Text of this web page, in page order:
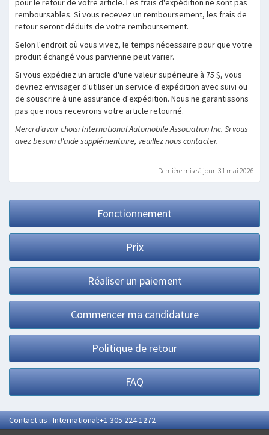
pour le retour de votre article. Les frais d'expédition ne sont pas
remboursables. Si vous recevez un remboursement, les frais de
retour seront déduits de votre remboursement.
Selon l'endroit où vous vivez, le temps nécessaire pour que votre
produit échangé vous parvienne peut varier.
Si vous expédiez un article d'une valeur supérieure à 75 $, vous
devriez envisager d'utiliser un service d'expédition avec suivi ou
de souscrire à une assurance d'expédition. Nous ne garantissons
pas que nous recevrons votre article retourné.
Merci d'avoir choisi International Automobile Association Inc. Si vous
avez besoin d'aide supplémentaire, veuillez nous contacter.
Dernière mise à jour: 31 mai 2026
Fonctionnement
Prix
Réaliser un paiement
Commencer ma candidature
Politique de retour
FAQ
Contact us : International:+1 305 224 1272